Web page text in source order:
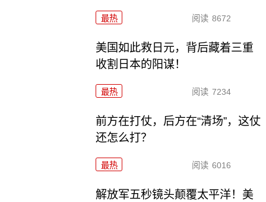
最热 阅读 8672
美国如此救日元，背后藏着三重
收割日本的阳谋！
最热 阅读 7234
前方在打仗，后方在“清场”，这仗
还怎么打？
最热 阅读 6016
解放军五秒镜头颠覆太平洋！美